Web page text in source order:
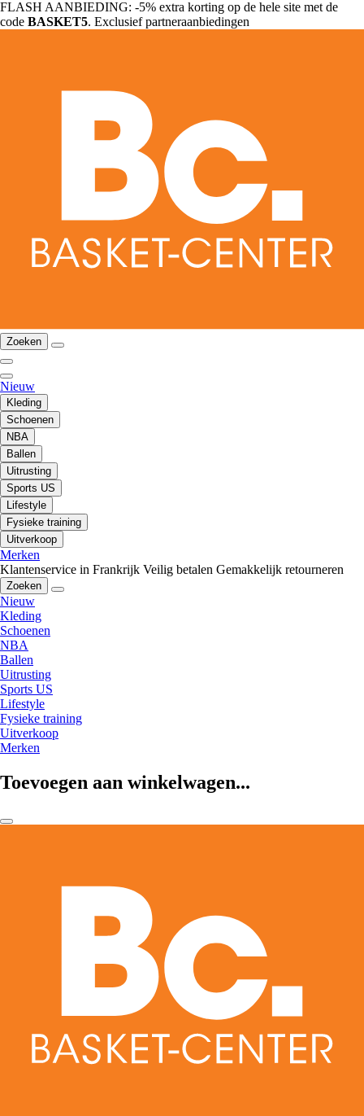
FLASH AANBIEDING: -5% extra korting op de hele site met de
code BASKET5. Exclusief partneraanbiedingen
Zoeken
Nieuw
Kleding
Schoenen
NBA
Ballen
Uitrusting
Sports US
Lifestyle
Fysieke training
Uitverkoop
Merken
Klantenservice in Frankrijk Veilig betalen Gemakkelijk retourneren
Zoeken
Nieuw
Kleding
Schoenen
NBA
Ballen
Uitrusting
Sports US
Lifestyle
Fysieke training
Uitverkoop
Merken
Toevoegen aan winkelwagen...